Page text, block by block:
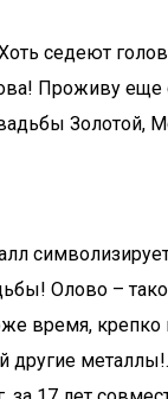
седеют
Проживу
Золотой,
Олово –
время, крепко
другие